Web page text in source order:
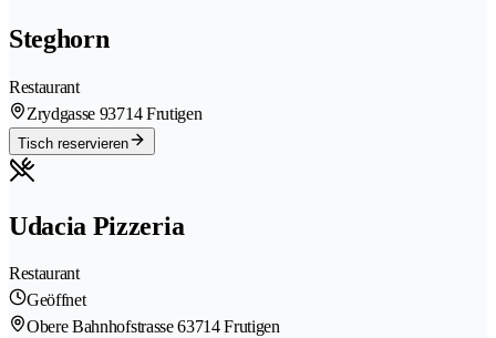
Steghorn
Restaurant
Zrydgasse 93714 Frutigen
Tisch reservieren
Udacia Pizzeria
Restaurant
Geöffnet
Obere Bahnhofstrasse 63714 Frutigen